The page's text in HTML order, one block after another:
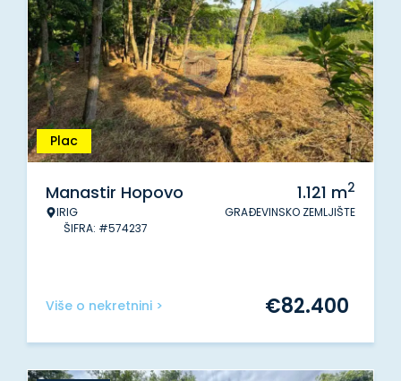
Plac
Manastir Hopovo
IRIG
ŠIFRA: #574237
1.121 m2
GRAĐEVINSKO ZEMLJIŠTE
Više o nekretnini > €82.400